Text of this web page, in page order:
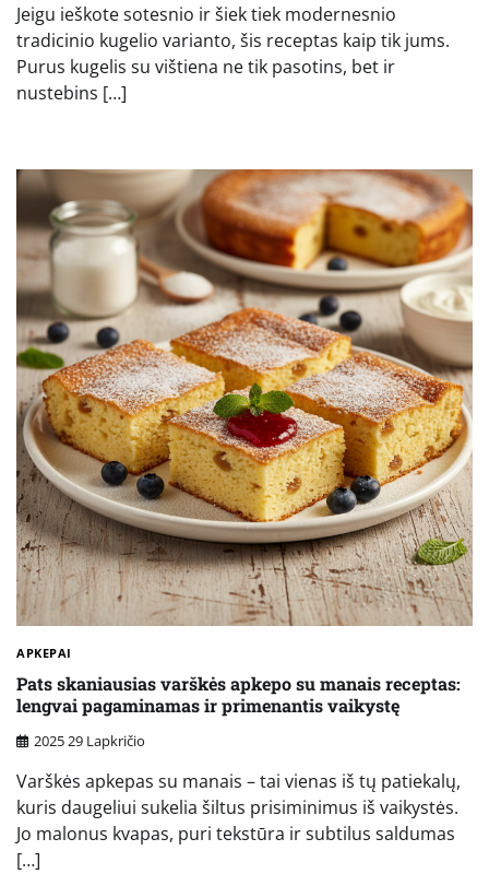
Jeigu ieškote sotesnio ir šiek tiek modernesnio
tradicinio kugelio varianto, šis receptas kaip tik jums.
Purus kugelis su vištiena ne tik pasotins, bet ir
nustebins […]
APKEPAI
Pats skaniausias varškės apkepo su manais receptas:
lengvai pagaminamas ir primenantis vaikystę
2025 29 Lapkričio
Varškės apkepas su manais – tai vienas iš tų patiekalų,
kuris daugeliui sukelia šiltus prisiminimus iš vaikystės.
Jo malonus kvapas, puri tekstūra ir subtilus saldumas
[…]